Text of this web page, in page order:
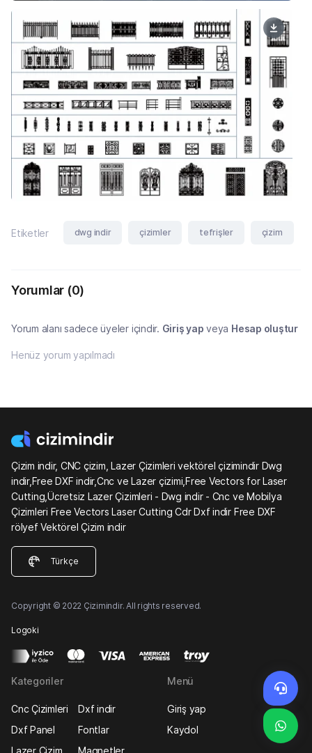
Etiketler dwg indir çizimler tefrişler çizim
Yorumlar (0)
Yorum alanı sadece üyeler içindir. Giriş yap veya Hesap oluştur
Henüz yorum yapılmadı
Çizim indir, CNC çizim, Lazer Çizimleri vektörel çizimindir Dwg
indir,Free DXF indir,Cnc ve Lazer çizimi,Free Vectors for Laser
Cutting,Ücretsiz Lazer Çizimleri - Dwg indir - Cnc ve Mobilya
Çizimleri Free Vectors Laser Cutting Cdr Dxf indir Free DXF
rölyef Vektörel Çizim indir
Türkçe
Copyright © 2022 Çizimindir. All rights reserved.
Logoki
Kategoriler
Cnc Çizimleri
Dxf indir
Dxf Panel
Fontlar
Menü
Giriş yap
Kaydol